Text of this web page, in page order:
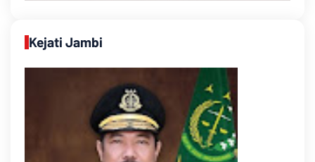
Kejati Jambi